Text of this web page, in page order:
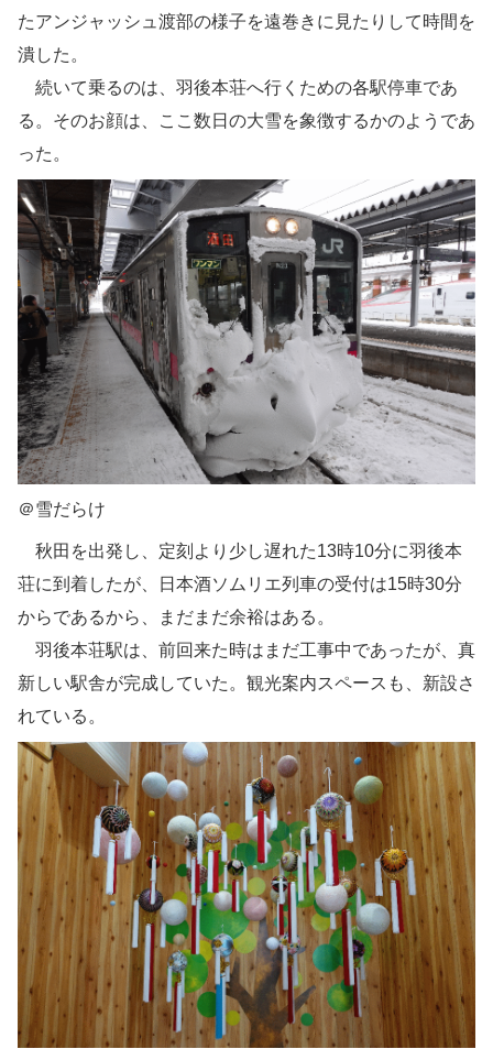
たアンジャッシュ渡部の様子を遠巻きに見たりして時間を
潰した。
続いて乗るのは、羽後本荘へ行くための各駅停車であ
る。そのお顔は、ここ数日の大雪を象徴するかのようであ
った。
＠雪だらけ
秋田を出発し、定刻より少し遅れた13時10分に羽後本
荘に到着したが、日本酒ソムリエ列車の受付は15時30分
からであるから、まだまだ余裕はある。
羽後本荘駅は、前回来た時はまだ工事中であったが、真
新しい駅舎が完成していた。観光案内スペースも、新設さ
れている。